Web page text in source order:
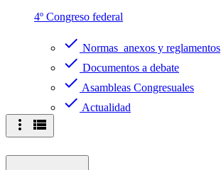
4º Congreso federal
check Normas anexos y reglamentos
check Documentos a debate
check Asambleas Congresuales
check Actualidad
more_vert view_list